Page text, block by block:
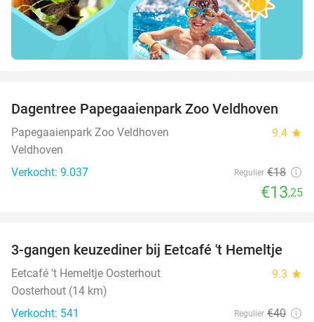
26%
Dagentree Papegaaienpark Zoo Veldhoven
Papegaaienpark Zoo Veldhoven 9.4 star
Veldhoven
Verkocht: 9.037
Regulier €18
€13,25
43%
3-gangen keuzediner bij Eetcafé 't Hemeltje
Eetcafé 't Hemeltje Oosterhout 9.3 star
Oosterhout (14 km)
Verkocht: 541
Regulier €40